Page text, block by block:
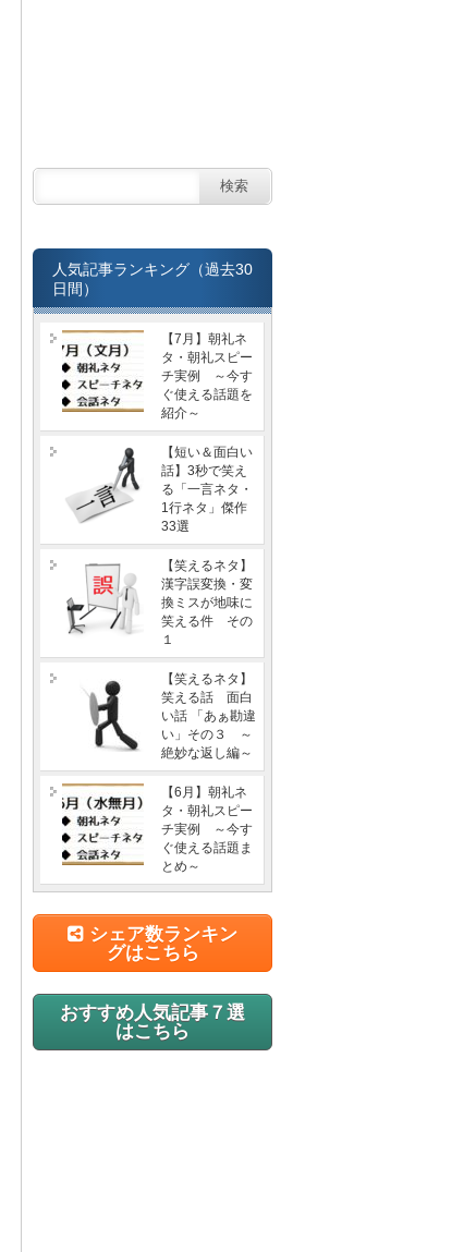
人気記事ランキング（過去30
日間）
【7月】朝礼ネ
タ・朝礼スピー
チ実例 ～今す
ぐ使える話題を
紹介～
【短い＆面白い
話】3秒で笑え
る「一言ネタ・
1行ネタ」傑作
33選
【笑えるネタ】
漢字誤変換・変
換ミスが地味に
笑える件 その
１
【笑えるネタ】
笑える話 面白
い話 「あぁ勘違
い」その３ ～
絶妙な返し編～
【6月】朝礼ネ
タ・朝礼スピー
チ実例 ～今す
ぐ使える話題ま
とめ～
シェア数ランキン
グはこちら
おすすめ人気記事７選
はこちら